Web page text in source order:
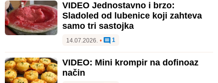
VIDEO Jednostavno i brzo:
Sladoled od lubenice koji zahteva
samo tri sastojka
14.07.2026. • 1
VIDEO: Mini krompir na dofinoaz
način